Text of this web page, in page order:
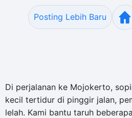
Posting Lebih Baru
Di perjalanan ke Mojokerto,
kecil tertidur di pinggir jalan,
lelah. Kami bantu taruh